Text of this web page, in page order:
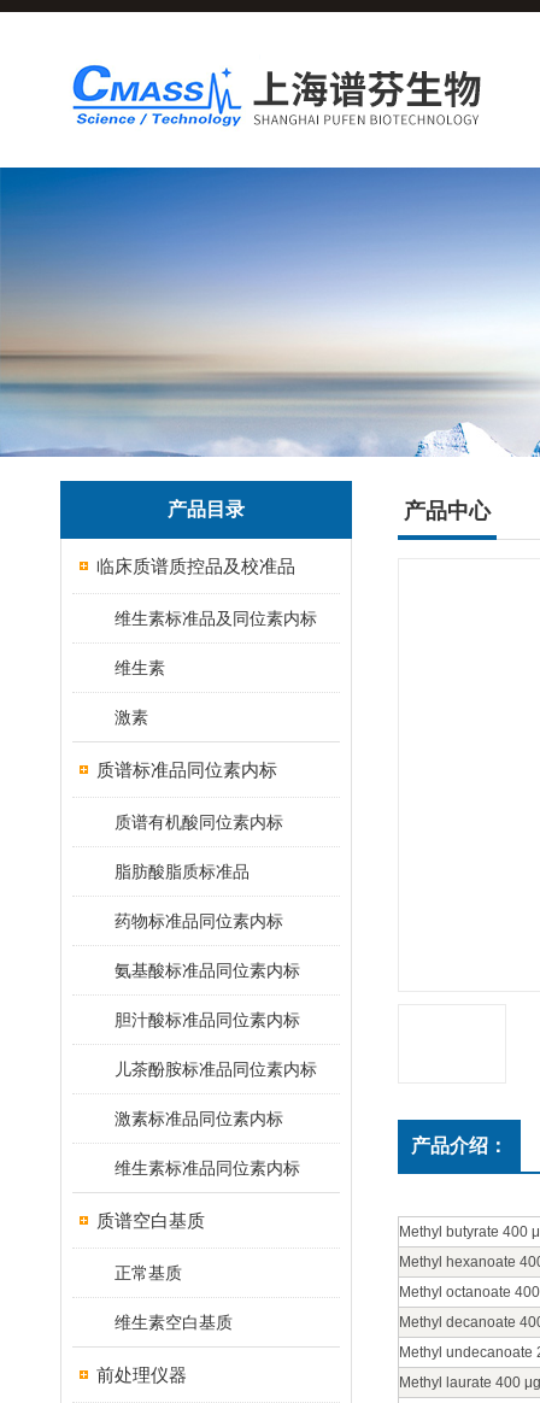
产品目录
临床质谱质控品及校准品
维生素标准品及同位素内标
维生素
激素
质谱标准品同位素内标
质谱有机酸同位素内标
脂肪酸脂质标准品
药物标准品同位素内标
氨基酸标准品同位素内标
胆汁酸标准品同位素内标
儿茶酚胺标准品同位素内标
激素标准品同位素内标
维生素标准品同位素内标
质谱空白基质
正常基质
维生素空白基质
前处理仪器
产品中心
产品介绍：
Methyl butyrate 400
Methyl hexanoate
Methyl octanoate
Methyl decanoate
Methyl undecanoate
Methyl laurate 400